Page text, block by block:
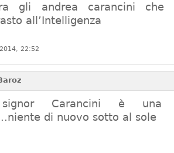
gli andrea carancini
all’Intelligenza
22:52
Carancini è una
di nuovo sotto al sole